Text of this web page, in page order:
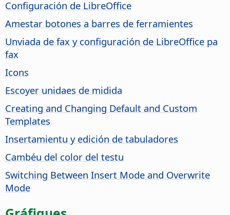
Configuración de LibreOffice
Amestar botones a barres de ferramientes
Unviada de fax y configuración de LibreOffice pa
fax
Icons
Escoyer unidaes de midida
Creating and Changing Default and Custom
Templates
Insertamientu y edición de tabuladores
Cambéu del color del testu
Switching Between Insert Mode and Overwrite
Mode